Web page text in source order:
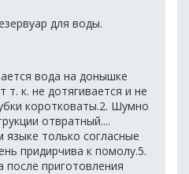
для воды.
вода на донышке
т. к. не дотягивается и не
коротковаты.2. Шумно
отвратный....
только согласные
придирчива к помолу.5.
после приготовления